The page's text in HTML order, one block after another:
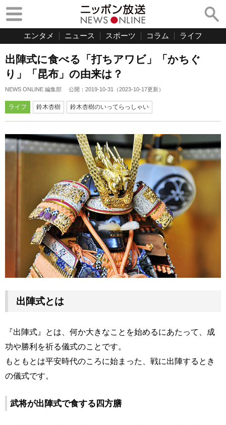
エンタメ ニュース スポーツ コラム ライフ
出陣式に食べる「打ちアワビ」「かちぐ
り」「昆布」の由来は？
NEWS ONLINE 編集部 公開： 2019-10-31 （2023-10-17更新）
ライフ 鈴木杏樹 鈴木杏樹のいってらっしゃい
出陣式とは
『出陣式』とは、何か大きなことを始めるにあたって、成
功や勝利を祈る儀式のことです。
もともとは平安時代のころに始まった、戦に出陣するとき
の儀式です。
武将が出陣式で食する四方膳